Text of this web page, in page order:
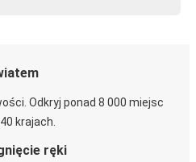
Odkryj ponad 8 000 miejsc
krajach.
ręki